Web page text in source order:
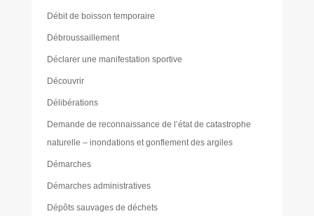
Débit de boisson temporaire
Débroussaillement
Déclarer une manifestation sportive
Découvrir
Délibérations
Demande de reconnaissance de l’état de catastrophe
naturelle – inondations et gonflement des argiles
Démarches
Démarches administratives
Dépôts sauvages de déchets